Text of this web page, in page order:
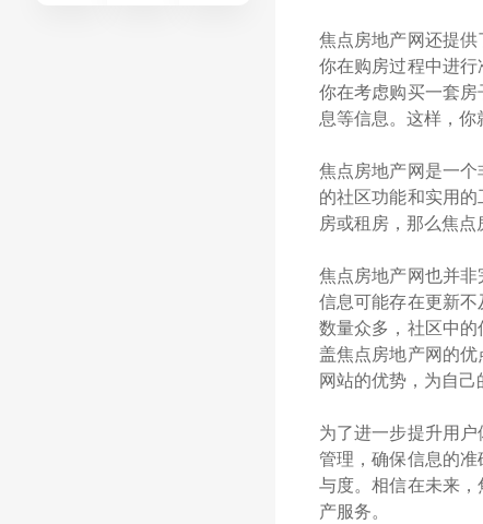
焦点房地产网还提
你在购房过程中进
你在考虑购买一套
息等信息。这样，你
焦点房地产网是一
的社区功能和实用
房或租房，那么焦点
焦点房地产网也并
信息可能存在更新
数量众多，社区中
盖焦点房地产网的
网站的优势，为自己
为了进一步提升用
管理，确保信息的
与度。相信在未来
产服务。